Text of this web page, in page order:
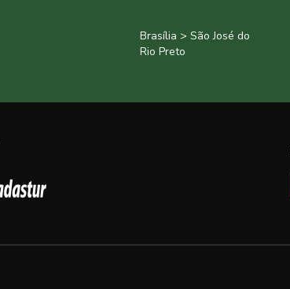
Brasília > São José do
Rio Preto